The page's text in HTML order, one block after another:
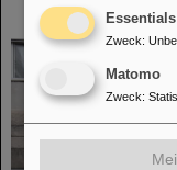
besucht GSI/
Essentials
Zweck:
Matomo
Zweck: